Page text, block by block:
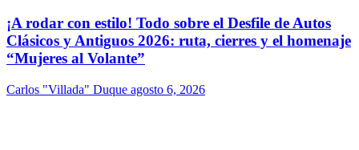
¡A rodar con estilo! Todo sobre el Desfile de Autos
Clásicos y Antiguos 2026: ruta, cierres y el homenaje
“Mujeres al Volante”
Carlos "Villada" Duque agosto 6, 2026